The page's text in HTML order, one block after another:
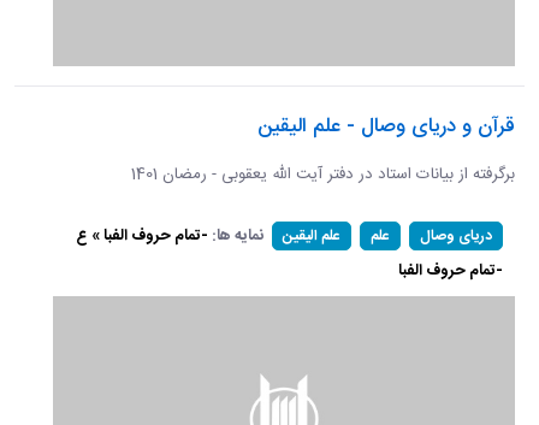
قرآن و دریای وصال - علم الیقین
برگرفته از بیانات استاد در دفتر آیت الله یعقوبی - رمضان 1401
دریای وصال علم علم الیقین نمایه ها: -تمام حروف الفبا » ع
-تمام حروف الفبا